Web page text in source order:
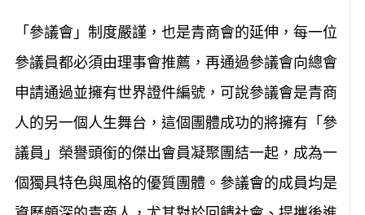
「參議會」制度嚴謹，也是青商會的延伸，每一位
參議員都必須由理事會推薦，再通過參議會向總會
申請通過並擁有世界證件編號，可說參議會是青商
人的另一個人生舞台，這個團體成功的將擁有「參
議員」榮譽頭銜的傑出會員凝聚團結一起，成為一
個獨具特色與風格的優質團體。參議會的成員均是